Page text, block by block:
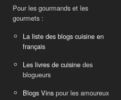
Pour les gourmands et les
gourmets :
La liste des blogs cuisine en
français
Les livres de cuisine des
blogueurs
Blogs Vins pour les amoureux